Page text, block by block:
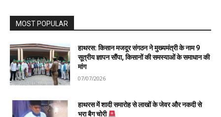
MOST POPULAR
हाथरस: किसान मजदूर संगठन ने मुख्यमंत्री के नाम 9
सूत्रीय ज्ञापन सौंपा, किसानों की समस्याओं के समाधान की
मांग
07/07/2026
हाथरस में शादी समारोह से लाखों के जेवर और नकदी से
भरा बैग चोरी